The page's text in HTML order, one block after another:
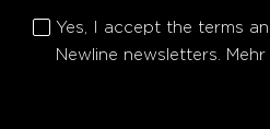
Yes, I accept the terms
Newline newsletters.